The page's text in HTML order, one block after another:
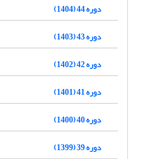
دوره 44 (1404)
دوره 43 (1403)
دوره 42 (1402)
دوره 41 (1401)
دوره 40 (1400)
دوره 39 (1399)